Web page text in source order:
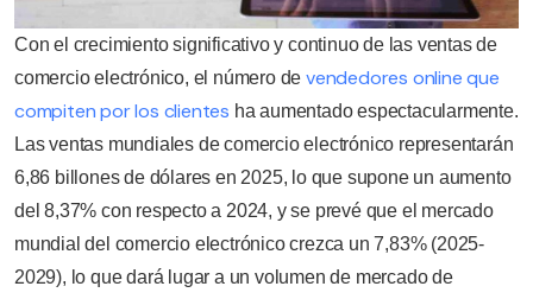
Con el crecimiento significativo y continuo de las ventas de
comercio electrónico, el número devendedores online que
compiten por los clientes ha aumentado espectacularmente.
Las ventas mundiales de comercio electrónico representarán
6,86 billones de dólares en 2025, lo que supone un aumento
del 8,37% con respecto a 2024, y se prevé que el mercado
mundial del comercio electrónico crezca un 7,83% (2025-
2029), lo que dará lugar a un volumen de mercado de